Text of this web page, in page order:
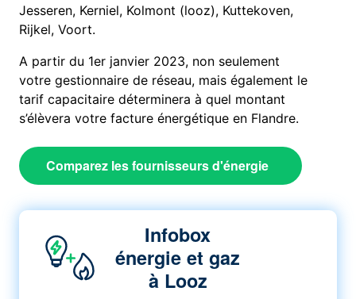
Jesseren, Kerniel, Kolmont (looz), Kuttekoven,
Rijkel, Voort.
A partir du 1er janvier 2023, non seulement
votre gestionnaire de réseau, mais également le
tarif capacitaire déterminera à quel montant
s’élèvera votre facture énergétique en Flandre.
Comparez les fournisseurs d'énergie
Infobox
énergie et gaz
à Looz